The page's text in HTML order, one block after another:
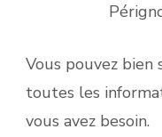
Vous pouvez bien
toutes les
vous avez besoin.